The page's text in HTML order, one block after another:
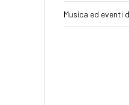
Musica ed eventi